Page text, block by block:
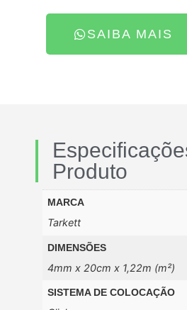
SAIBA MAIS
Produto
MARCA
Tarkett
DIMENSÕES
4mm x 20cm x 1,22m (m²)
SISTEMA DE COLOCAÇÃO